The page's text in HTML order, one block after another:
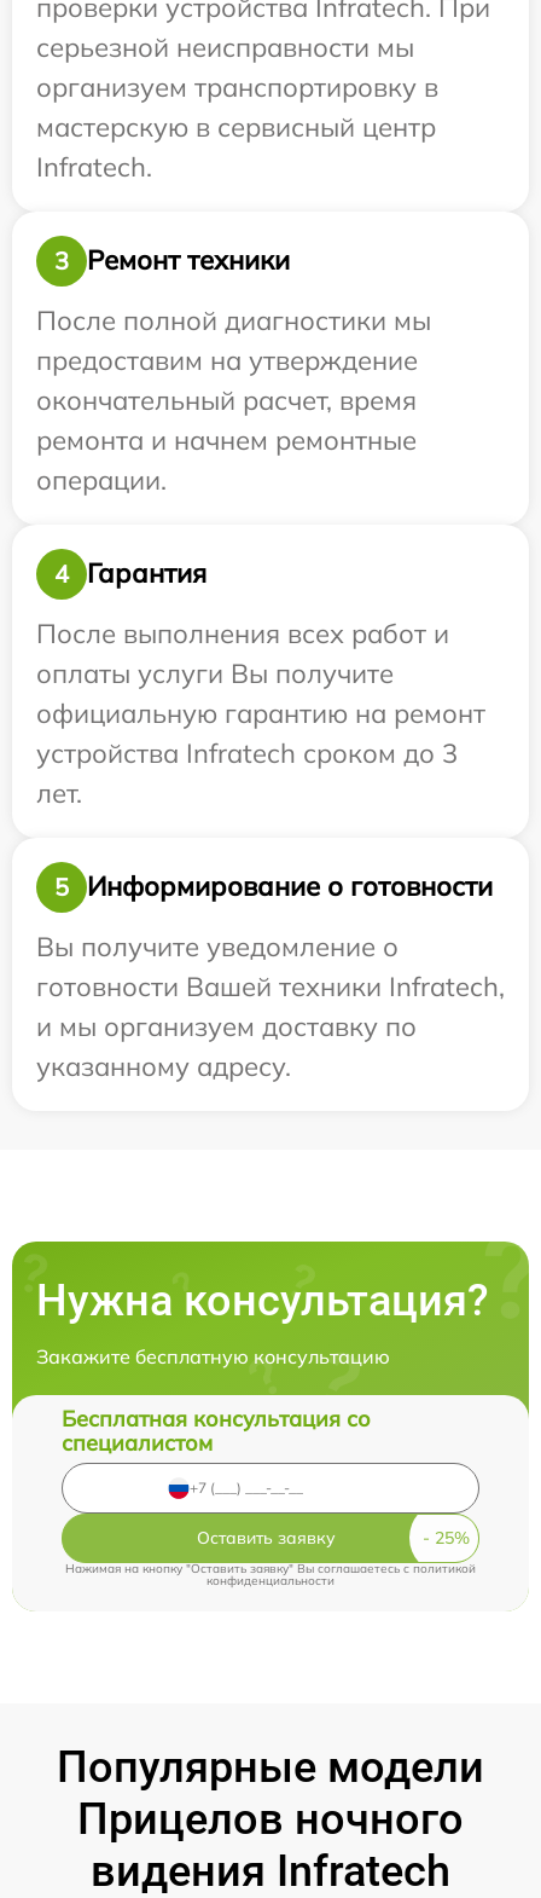
серьезной неисправности мы
организуем транспортировку в
мастерскую в сервисный центр
Infratech.
3
Ремонт техники
После полной диагностики мы
предоставим на утверждение
окончательный расчет, время
ремонта и начнем ремонтные
операции.
4
Гарантия
После выполнения всех работ и
оплаты услуги Вы получите
официальную гарантию на ремонт
устройства Infratech сроком до 3
лет.
5
Информирование о готовности
Вы получите уведомление о
готовности Вашей техники Infratech,
и мы организуем доставку по
указанному адресу.
Нужна консультация?
Закажите бесплатную консультацию
Бесплатная консультация со
специалистом
Оставить заявку
Нажимая на кнопку "Оставить заявку" Вы соглашаетесь cполитикой
конфиденциальности
Популярные модели
Прицелов ночного
видения Infratech